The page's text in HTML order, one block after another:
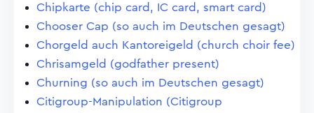
Chipkarte (chip card, IC card, smart card)
Chooser Cap (so auch im Deutschen gesagt)
Chorgeld auch Kantoreigeld (church choir fee)
Chrisamgeld (godfather present)
Churning (so auch im Deutschen gesagt)
Citigroup-Manipulation (Citigroup